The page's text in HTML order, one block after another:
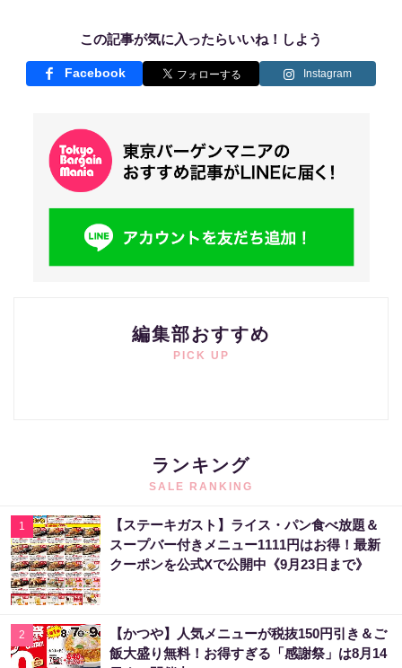
この記事が気に入ったらいいね！しよう
Facebook Instagram
編集部おすすめ
PICK UP
ランキング
SALE RANKING
1
【ステーキガスト】ライス・パン食べ放題＆
スープバー付きメニュー1111円はお得！最新
クーポンを公式Xで公開中《9月23日まで》
2
【かつや】人気メニューが税抜150円引き＆ご
飯大盛り無料！お得すぎる「感謝祭」は8月14